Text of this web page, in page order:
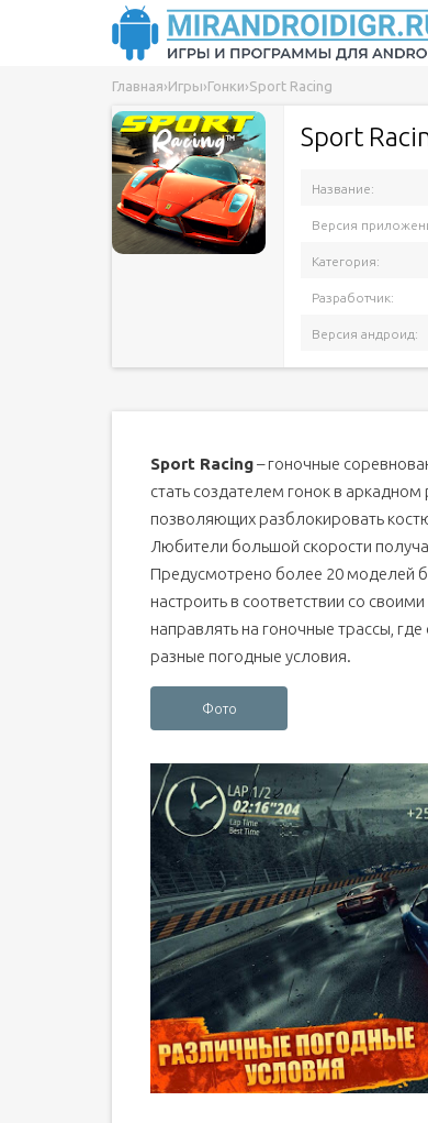
Главная›Игры›Гонки›Sport Racing
Sport
Название:
Версия
Категория:
Разработчик:
Версия андроид:
Sport Racing– гоночные
стать создателем гонок в
позволяющих разблокировать
Любители большой скорости
Предусмотрено более 20 моделей
настроить в соответствии со
направлять на гоночные трассы,
разные погодные условия.
Фото